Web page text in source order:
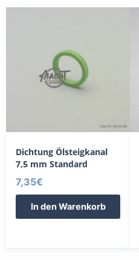
Dichtung Ölsteigkanal
7,5 mm Standard
7,35€
In den Warenkorb